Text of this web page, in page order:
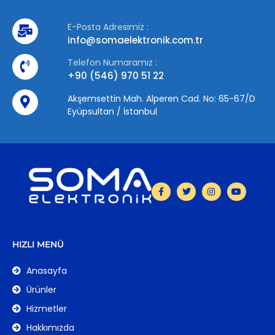
E-Posta Adresimiz :
info@somaelektronik.com.tr
Telefon Numaramız :
+90 (546) 970 51 22
Akşemsettin Mah. Alperen Cad. No: 65-67/D
Eyüpsultan / İstanbul
HIZLI MENÜ
Anasayfa
Ürünler
Hizmetler
Hakkımızda